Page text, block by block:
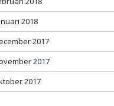
2018
2017
2017
2017